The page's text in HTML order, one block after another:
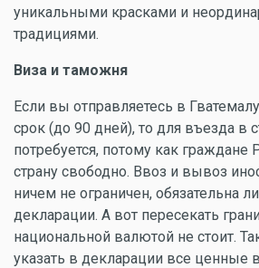
уникальными красками и
традициями.
Виза и таможня
Если вы отправляетесь в
срок (до 90 дней), то для въезда в
потребуется, потому как граждане
страну свободно. Ввоз и вывоз
ничем не ограничен, обязательна
декларации. А вот пересекать
национальной валютой не стоит.
указать в декларации все